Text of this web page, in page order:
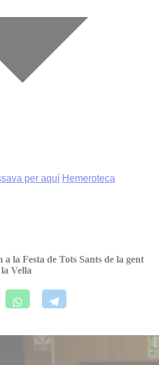
per aquí Hemeroteca
la Festa de Tots Sants de la gent
Vella